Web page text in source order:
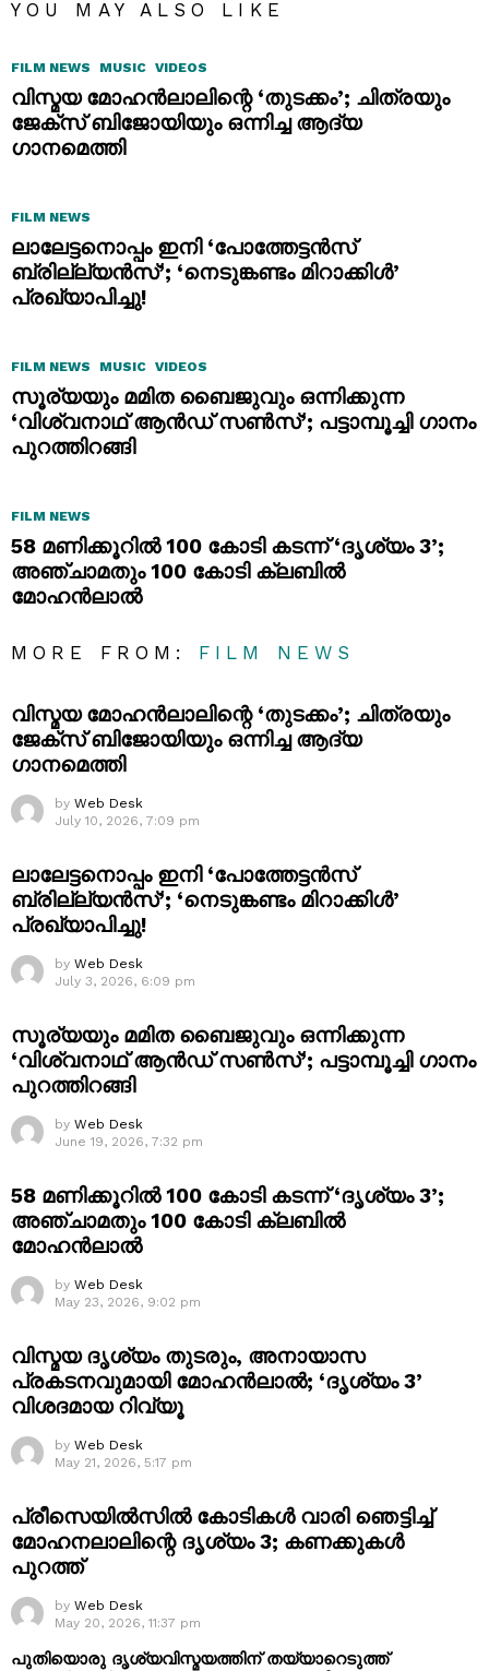
YOU MAY ALSO LIKE
FILM NEWS MUSIC VIDEOS
വിസ്മയ മോഹൻലാലിന്റെ ‘തുടക്കം’; ചിത്രയും
ജേക്സ് ബിജോയിയും ഒന്നിച്ച ആദ്യ
ഗാനമെത്തി
FILM NEWS
ലാലേട്ടനൊപ്പം ഇനി ‘പോത്തേട്ടൻസ്
ബ്രില്ല്യൻസ്’; ‘നെടുങ്കണ്ടം മിറാക്കിൾ’
പ്രഖ്യാപിച്ചു!
FILM NEWS MUSIC VIDEOS
സൂര്യയും മമിത ബൈജുവും ഒന്നിക്കുന്ന
‘വിശ്വനാഥ് ആൻഡ് സൺസ്’; പട്ടാമ്പൂച്ചി ഗാനം
പുറത്തിറങ്ങി
FILM NEWS
58 മണിക്കൂറിൽ 100 കോടി കടന്ന് ‘ദൃശ്യം 3’;
അഞ്ചാമതും 100 കോടി ക്ലബിൽ
മോഹൻലാൽ
MORE FROM: FILM NEWS
വിസ്മയ മോഹൻലാലിന്റെ ‘തുടക്കം’; ചിത്രയും
ജേക്സ് ബിജോയിയും ഒന്നിച്ച ആദ്യ
ഗാനമെത്തി
by Web Desk
July 10, 2026, 7:09 pm
ലാലേട്ടനൊപ്പം ഇനി ‘പോത്തേട്ടൻസ്
ബ്രില്ല്യൻസ്’; ‘നെടുങ്കണ്ടം മിറാക്കിൾ’
പ്രഖ്യാപിച്ചു!
by Web Desk
July 3, 2026, 6:09 pm
സൂര്യയും മമിത ബൈജുവും ഒന്നിക്കുന്ന
‘വിശ്വനാഥ് ആൻഡ് സൺസ്’; പട്ടാമ്പൂച്ചി ഗാനം
പുറത്തിറങ്ങി
by Web Desk
June 19, 2026, 7:32 pm
58 മണിക്കൂറിൽ 100 കോടി കടന്ന് ‘ദൃശ്യം 3’;
അഞ്ചാമതും 100 കോടി ക്ലബിൽ
മോഹൻലാൽ
by Web Desk
May 23, 2026, 9:02 pm
വിസ്മയ ദൃശ്യം തുടരും, അനായാസ
പ്രകടനവുമായി മോഹൻലാൽ; ‘ദൃശ്യം 3’
വിശദമായ റിവ്യൂ
by Web Desk
May 21, 2026, 5:17 pm
പ്രീസെയിൽസിൽ കോടികൾ വാരി ഞെട്ടിച്ച്
മോഹനലാലിന്റെ ദൃശ്യം 3; കണക്കുകൾ
പുറത്ത്
by Web Desk
May 20, 2026, 11:37 pm
പുതിയൊരു ദൃശ്യവിസ്മയത്തിന് തയ്യാറെടുത്ത്